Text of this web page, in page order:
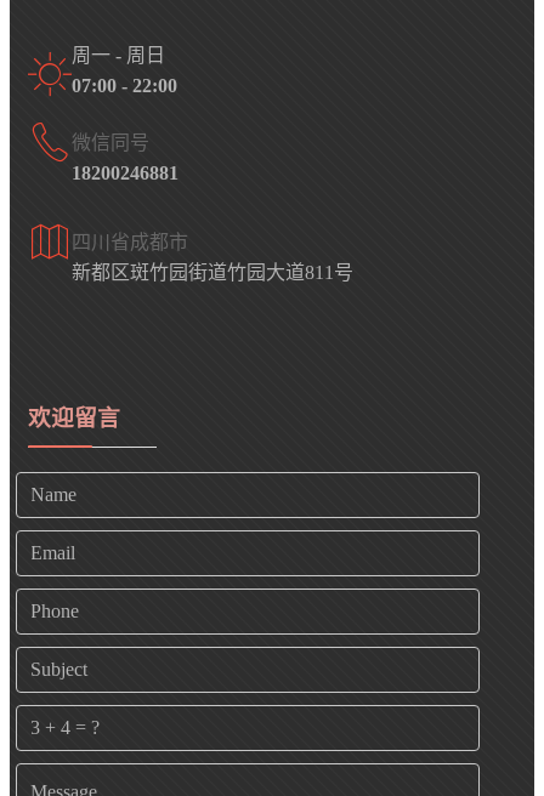
周一 - 周日
07:00 - 22:00
微信同号
18200246881
四川省成都市
新都区斑竹园街道竹园大道811号
欢迎留言